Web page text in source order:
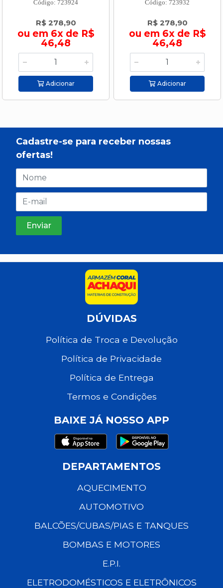
Código: 723924
R$ 278,90
ou em 6x de R$
46,48
Adicionar
Código: 723932
R$ 278,90
ou em 6x de R$
46,48
Adicionar
Cadastre-se para receber nossas
ofertas!
DÚVIDAS
Política de Troca e Devolução
Política de Privacidade
Política de Entrega
Termos e Condições
BAIXE JÁ NOSSO APP
DEPARTAMENTOS
AQUECIMENTO
AUTOMOTIVO
BALCÕES/CUBAS/PIAS E TANQUES
BOMBAS E MOTORES
E.P.I.
ELETRODOMÉSTICOS E ELETRÔNICOS